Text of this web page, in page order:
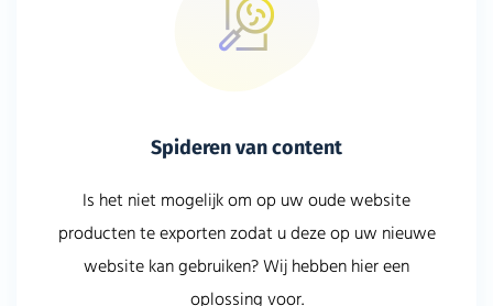
Spideren van content
Is het niet mogelijk om op uw oude website
producten te exporten zodat u deze op uw nieuwe
website kan gebruiken? Wij hebben hier een
oplossing voor.